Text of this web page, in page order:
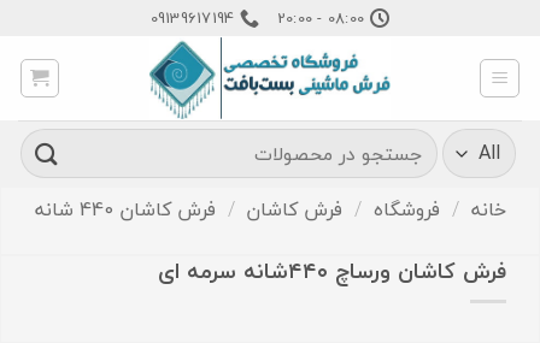
content
08:00 - 20:00
09139617194
جستجو
برای:
خانه / فروشگاه / فرش کاشان / فرش کاشان 440 شانه
فرش کاشان ورساچ ۴۴۰شانه سرمه ای